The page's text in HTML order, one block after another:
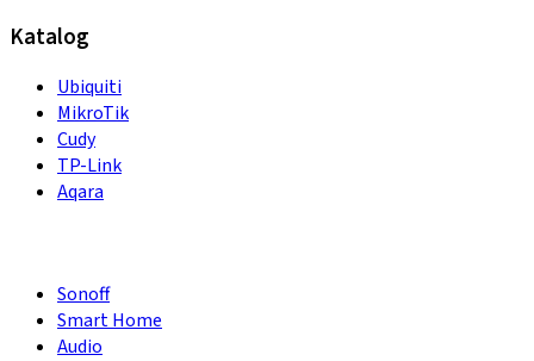
Katalog
Ubiquiti
MikroTik
Cudy
TP-Link
Aqara
Sonoff
Smart Home
Audio